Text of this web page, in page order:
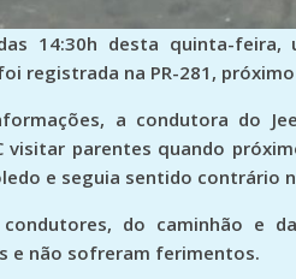
14:30h desta quinta-feira,
registrada na PR-281, próximo
a condutora do
visitar parentes quando
e seguia sentido contrário
do caminhão e
e não sofreram ferimentos.